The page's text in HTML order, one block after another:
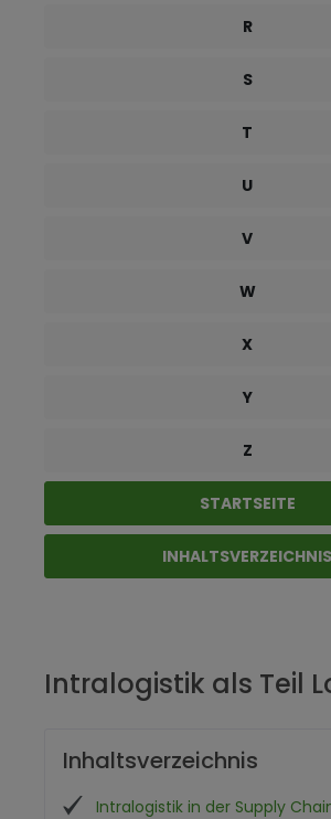
R
S
T
U
V
W
X
Y
Z
STARTSEITE
INHALTSVERZEICHNIS
Intralogistik als Teil
Inhaltsverzeichnis
Intralogistik in der Supply